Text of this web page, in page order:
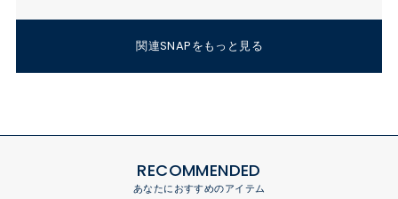
関連SNAPをもっと見る
RECOMMENDED
あなたにおすすめのアイテム